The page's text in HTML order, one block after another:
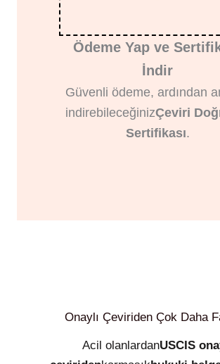
Ödeme Yap ve
İndir
Güvenli ödeme, ardından
indirebileceğinizÇeviri
Sertifikası.
Onaylı Çeviriden Çok Daha
Acil olanlardanUSCIS